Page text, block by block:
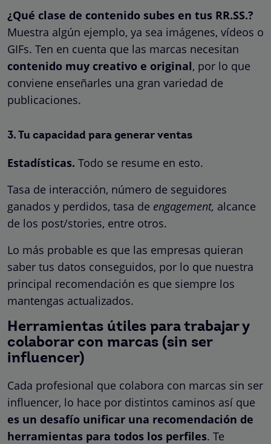
¿Qué clase de contenido subes en tus RR.SS.?
Muestra algún ejemplo, ya sea imágenes, vídeos o
GIFs. Ten en cuenta que las marcas necesitan
contenido muy creativo e original, por lo que
conviene enseñarles una gran variedad de
publicaciones.
3. Tu capacidad para generar ventas
Estadísticas. Todo se resume en esto.
Tasa de interacción, número de seguidores
ganados y perdidos, tasa de engagement, alcance
de los post/stories, entre otros.
Lo más probable es que las empresas quieran
saber tus datos conseguidos, por lo que nuestra
principal recomendación es que siempre los
mantengas actualizados.
Herramientas útiles para trabajar y
colaborar con marcas (sin ser
influencer)
Cada profesional que colabora con marcas sin ser
influencer, lo hace por distintos caminos así que
es un desafío unificar una recomendación de
herramientas para todos los perfiles. Te